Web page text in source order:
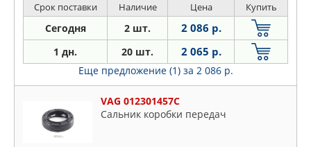
Срок поставки Наличие Цена Купить
Сегодня 2 шт. 2 086 р.
1 дн. 20 шт. 2 065 р.
Еще предложение (1) за 2 086 р.
VAG 012301457C
Сальник коробки передач